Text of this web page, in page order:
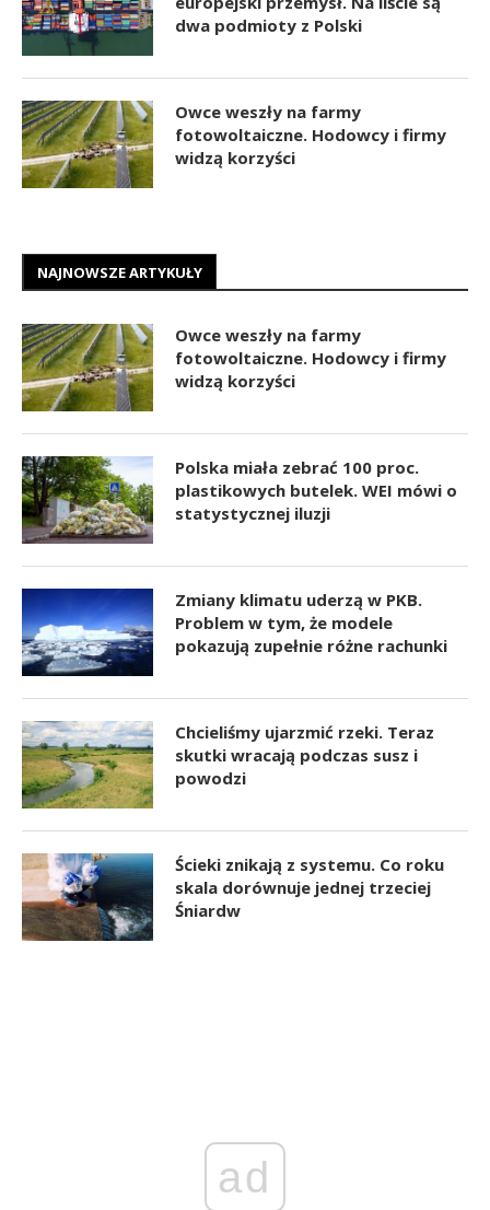
dwa podmioty z Polski
Owce weszły na farmy
fotowoltaiczne. Hodowcy i firmy
widzą korzyści
NAJNOWSZE ARTYKUŁY
Owce weszły na farmy
fotowoltaiczne. Hodowcy i firmy
widzą korzyści
Polska miała zebrać 100 proc.
plastikowych butelek. WEI mówi o
statystycznej iluzji
Zmiany klimatu uderzą w PKB.
Problem w tym, że modele
pokazują zupełnie różne rachunki
Chcieliśmy ujarzmić rzeki. Teraz
skutki wracają podczas susz i
powodzi
Ścieki znikają z systemu. Co roku
skala dorównuje jednej trzeciej
Śniardw
ad